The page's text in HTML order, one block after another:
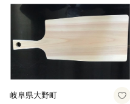
岐阜県大野町